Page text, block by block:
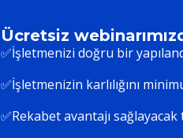
Ücretsiz
✅İşletmenizi doğru bir
✅İşletmenizin karlılığını
✅Rekabet avantajı